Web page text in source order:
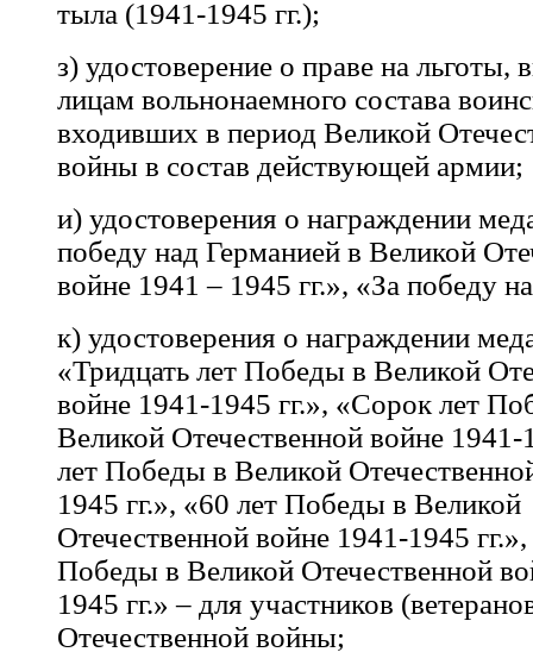
тыла (1941-1945 гг.);
з) удостоверение о праве на льготы,
лицам вольнонаемного состава
входивших в период Великой
войны в состав действующей армии;
и) удостоверения о награждении
победу над Германией в Великой
войне 1941 – 1945 гг.», «За победу
к) удостоверения о награждении
«Тридцать лет Победы в Великой
войне 1941-1945 гг.», «Сорок лет
Великой Отечественной войне 1941-
лет Победы в Великой
1945 гг.», «60 лет Победы в Великой
Отечественной войне 1941-1945
Победы в Великой Отечественной
1945 гг.» – для участников
Отечественной войны;